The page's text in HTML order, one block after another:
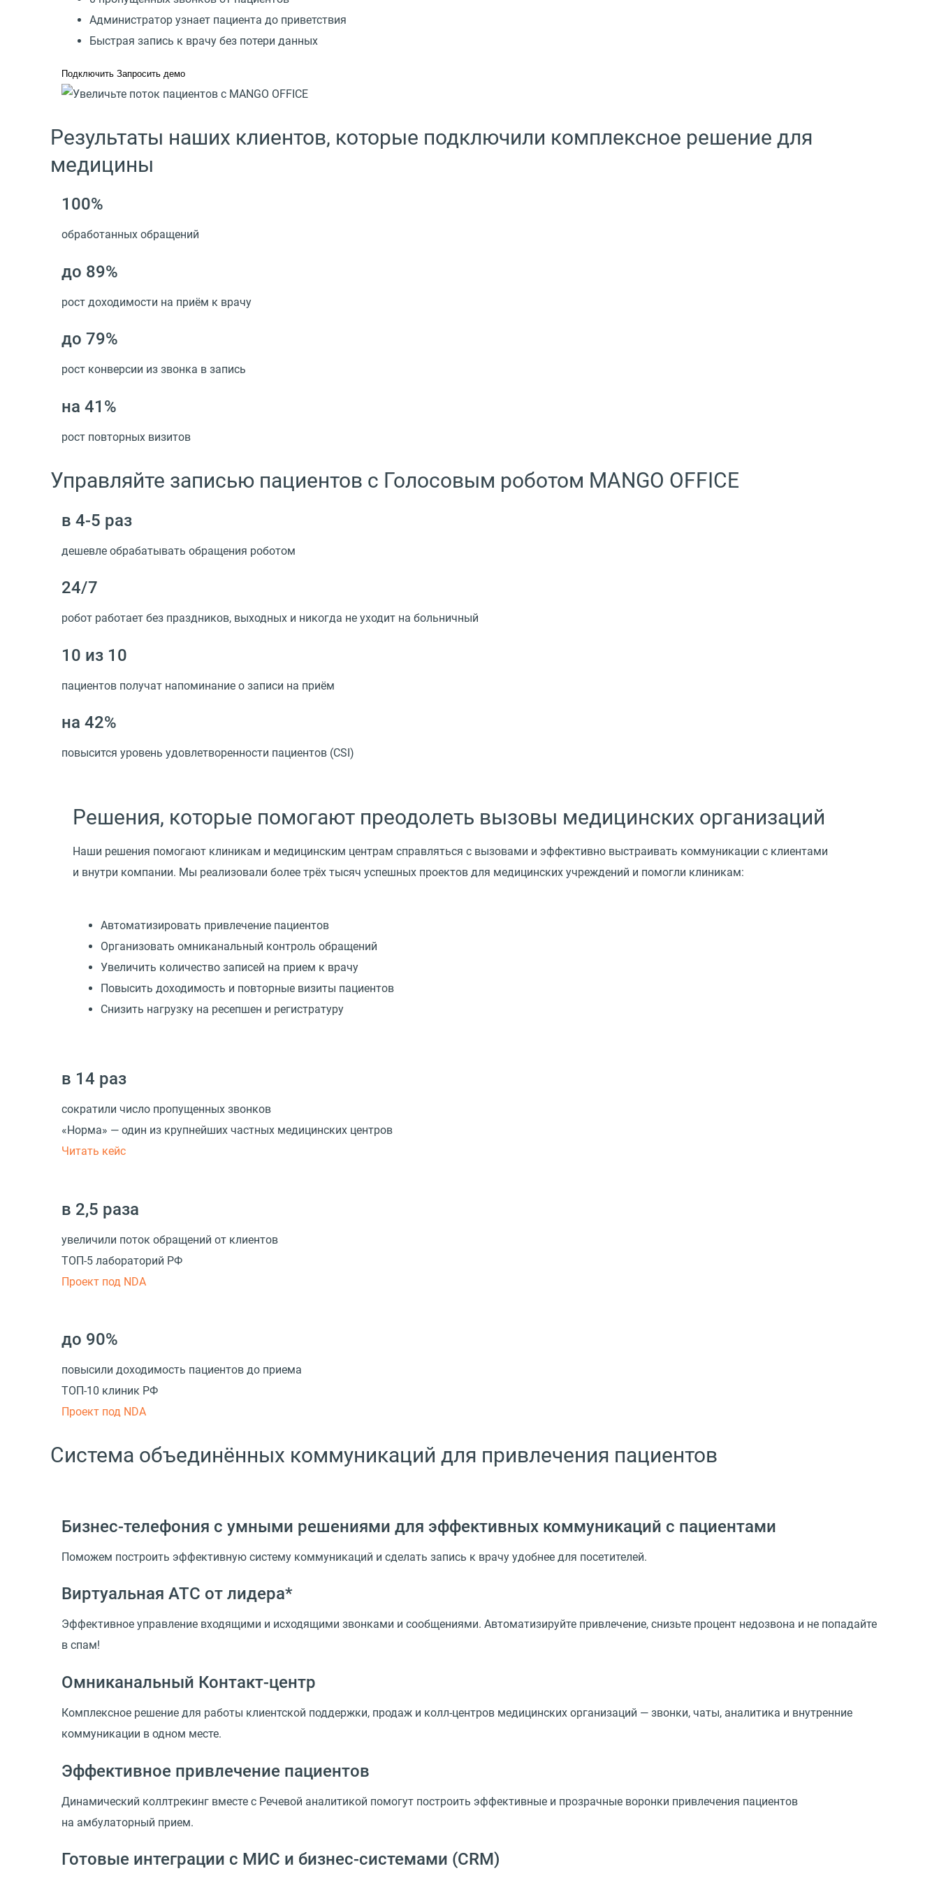
Администратор узнает пациента до приветствия
Быстрая запись к врачу без потери данных
Подключить Запросить демо
Результаты наших клиентов, которые подключили комплексное решение для
медицины
100%
обработанных обращений
до 89%
рост доходимости на приём к врачу
до 79%
рост конверсии из звонка в запись
на 41%
рост повторных визитов
Управляйте записью пациентов с Голосовым роботом MANGO OFFICE
в 4-5 раз
дешевле обрабатывать обращения роботом
24/7
робот работает без праздников, выходных и никогда не уходит на больничный
10 из 10
пациентов получат напоминание о записи на приём
на 42%
повысится уровень удовлетворенности пациентов (CSI)
Решения, которые помогают преодолеть вызовы медицинских организаций
Наши решения помогают клиникам и медицинским центрам справляться с вызовами и эффективно выстраивать коммуникации с клиентами
и внутри компании. Мы реализовали более трёх тысяч успешных проектов для медицинских учреждений и помогли клиникам:
Автоматизировать привлечение пациентов
Организовать омниканальный контроль обращений
Увеличить количество записей на прием к врачу
Повысить доходимость и повторные визиты пациентов
Снизить нагрузку на ресепшен и регистратуру
в 14 раз
сократили число пропущенных звонков
«Норма» — один из крупнейших частных медицинских центров
Читать кейс
в 2,5 раза
увеличили поток обращений от клиентов
ТОП-5 лабораторий РФ
Проект под NDA
до 90%
повысили доходимость пациентов до приема
ТОП-10 клиник РФ
Проект под NDA
Система объединённых коммуникаций для привлечения пациентов
Бизнес-телефония с умными решениями для эффективных коммуникаций с пациентами
Поможем построить эффективную систему коммуникаций и сделать запись к врачу удобнее для посетителей.
Виртуальная АТС от лидера*
Эффективное управление входящими и исходящими звонками и сообщениями. Автоматизируйте привлечение, снизьте процент недозвона и не попадайте
в спам!
Омниканальный Контакт-центр
Комплексное решение для работы клиентской поддержки, продаж и колл-центров медицинских организаций — звонки, чаты, аналитика и внутренние
коммуникации в одном месте.
Эффективное привлечение пациентов
Динамический коллтрекинг вместе с Речевой аналитикой помогут построить эффективные и прозрачные воронки привлечения пациентов
на амбулаторный прием.
Готовые интеграции с МИС и бизнес-системами (CRM)